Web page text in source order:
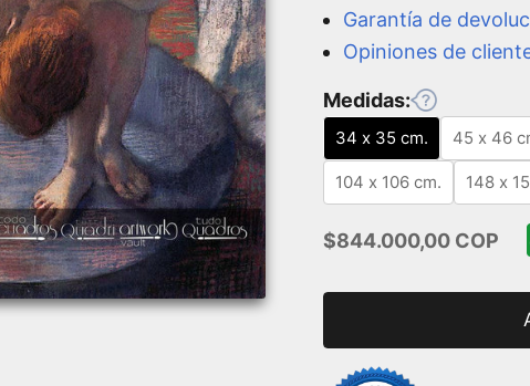
Garantía de
Opiniones de
Medidas:
34 x 35 cm. 45 x 46
104 x 106 cm. 148 x
Precio de oferta
$844.000,00 COP